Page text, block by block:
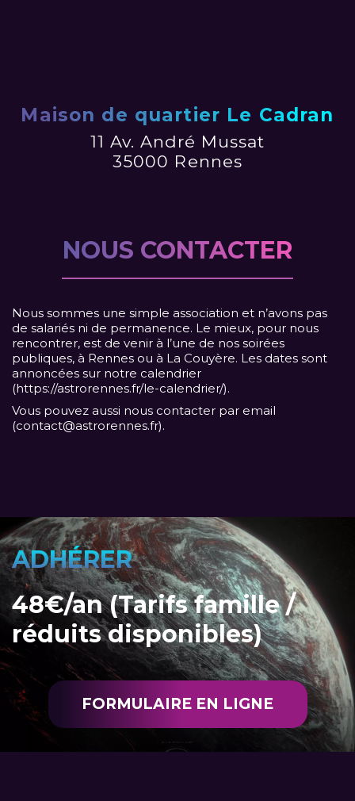
Maison de quartier Le Cadran
11 Av. André Mussat
35000 Rennes
NOUS CONTACTER
Nous sommes une simple association et n’avons pas
de salariés ni de permanence. Le mieux, pour nous
rencontrer, est de venir à l’une de nos soirées
publiques, à Rennes ou à La Couyère. Les dates sont
annoncées sur notre calendrier
(https://astrorennes.fr/le-calendrier/).
Vous pouvez aussi nous contacter par email
(contact@astrorennes.fr).
ADHÉRER
48€/an (Tarifs famille /
réduits disponibles)
FORMULAIRE EN LIGNE